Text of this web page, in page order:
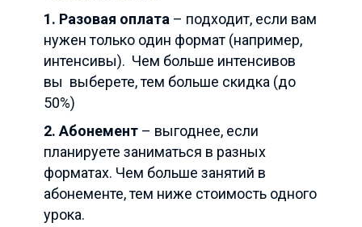
1. Разовая оплата – подходит, если вам
нужен только один формат (например,
интенсивы). Чем больше интенсивов
вы выберете, тем больше скидка (до
50%)
2. Абонемент – выгоднее, если
планируете заниматься в разных
форматах. Чем больше занятий в
абонементе, тем ниже стоимость одного
урока.